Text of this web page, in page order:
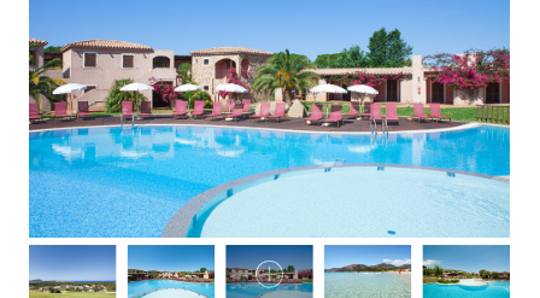
SPIAGGIA DI CAMPULONGU